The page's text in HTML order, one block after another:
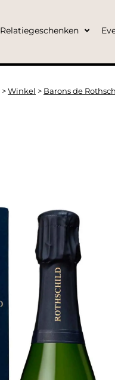
Relatiegeschenken
> Winkel > Barons de